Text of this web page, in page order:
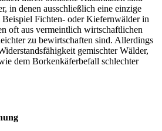
in denen ausschließlich eine einzige
Fichten- oder Kiefernwälder in
oft aus vermeintlich wirtschaftlichen
zu bewirtschaften sind. Allerdings
gemischter Wälder,
dem Borkenkäferbefall schlechter